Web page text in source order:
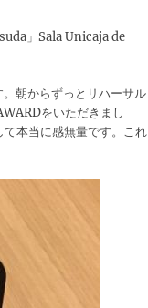
」Sala Unicaja de
朝からずっとリハーサル
をいただきまし
本当に感無量です。これ